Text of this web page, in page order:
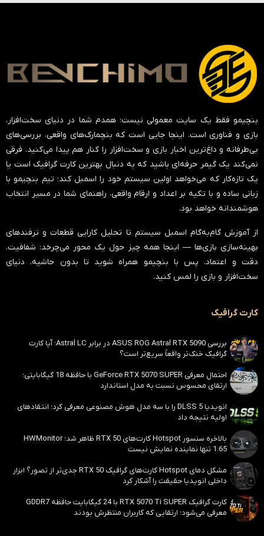
بنچیمو فقط یک سایت معمولی نیست؛ همدم شما در دنیای سخت‌افزار،
بازی و فناوری است. اینجا جایی است که بنچمارک‌های واقعی، بررسی‌های
بی‌طرفانه و داغ‌ترین اخبار بازی و سخت‌افزار را کنار هم پیدا می‌کنید. فرقی
نمی‌کند یک گیمر حرفه‌ای باشید که به دنبال بهترین کارت گرافیک است یا
یک تازه‌کار که می‌خواهد اولین سیستم خود را اسمبل کند؛ تیم بنچیمو با
زبانی ساده و با تکیه بر اعداد و ارقام واقعی، راهنمای شما در مسیر انتخاب
هوشمندانه خواهد بود.
از آموزش گام‌به‌گام اسمبل سیستم تا تحلیل کارایی قطعات و ترفندهای
بهینه‌سازی بازی‌ها — اینجا همه چیز حول یک محور می‌چرخد: شفافیت،
دقت و اعتماد. پس با بنچیمو همراه شوید تا بدون حاشیه، دنیای
سخت‌افزار و بازی را لمس کنید.
کارت گرافیک
بررسی ASUS ROG Astral RTX 5090 در برابر Astral LC؛ آیا کارت
گرافیک خنک‌تر واقعاً سریع‌تر است؟
احتمال معرفی GeForce RTX 5070 SUPER با حافظه 18 گیگابایتی؛
ارتقای محسوس نسبت به مدل استاندارد
انویدیا DLSS 5 را با سه مدل هوش مصنوعی معرفی کرد؛ انتقادهای
اولیه نتیجه داد
بالاخره سنسور Hotspot کارت‌های RTX 50 ظاهر شد؛ HWMonitor
1.65 تنها نماینده نمایش نیست
مشکل دمای Hotspot کارت‌های گرافیک RTX 50 جدی‌تر از تصور؟ ابزار
داخلی انویدیا حقیقت را آشکار کرد
کارت گرافیک RTX 5070 Ti SUPER با 24 گیگابایت حافظه GDDR7
معرفی می‌شود؛ ارتقایی که کاربران منتظرش بودند